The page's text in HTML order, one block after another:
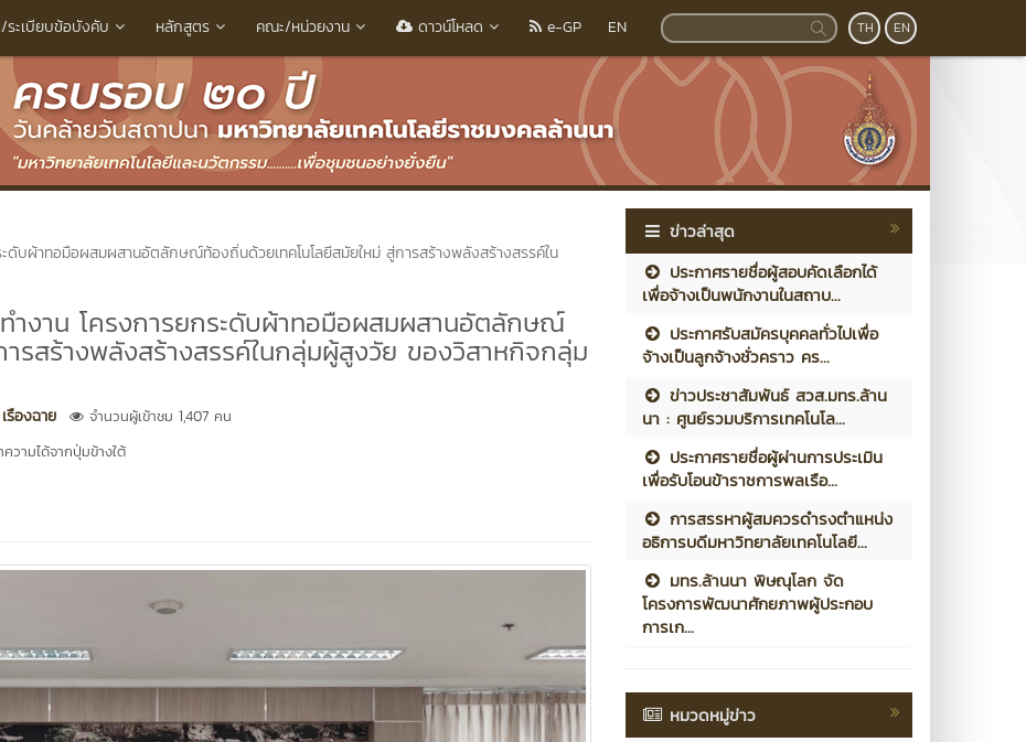
ระเบียบข้อบังคับ หลักสูตร คณะ/หน่วยงาน ดาวน์โหลด e-GP EN TH EN
ดับผ้าทอมือผสมผสานอัตลักษณ์ท้องถิ่นด้วยเทคโนโลยีสมัยใหม่ สู่การสร้างพลังสร้างสรรค์ใน
ำงาน โครงการยกระดับผ้าทอมือผสมผสานอัตลักษณ์
รสร้างพลังสร้างสรรค์ในกลุ่มผู้สูงวัย ของวิสาหกิจกลุ่ม
รืองฉาย
จำนวนผู้เข้าชม 1,407 คน
วามได้จากปุ่มข้างใต้
ข่าวล่าสุด
ประกาศรายชื่อผู้สอบคัดเลือกได้
เพื่อจ้างเป็นพนักงานในสถาบ...
ประกาศรับสมัครบุคคลทั่วไปเพื่อ
จ้างเป็นลูกจ้างชั่วคราว คร...
ข่าวประชาสัมพันธ์ สวส.มทร.ล้าน
นา : ศูนย์รวมบริการเทคโนโล...
ประกาศรายชื่อผู้ผ่านการประเมิน
เพื่อรับโอนข้าราชการพลเรือ...
การสรรหาผู้สมควรดำรงตำแหน่ง
อธิการบดีมหาวิทยาลัยเทคโนโลยี...
มทร.ล้านนา พิษณุโลก จัด
โครงการพัฒนาศักยภาพผู้ประกอบ
การเก...
หมวดหมู่ข่าว